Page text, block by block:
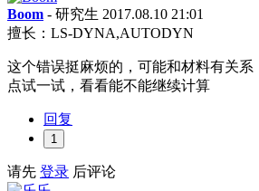
Boom - 研究生 2017.08.10 21:01
擅长：LS-DYNA,AUTODYN
这个错误挺麻烦的，可能和材料有关系
点试一试，看看能不能继续计算
回复
1
请先 登录 后评论